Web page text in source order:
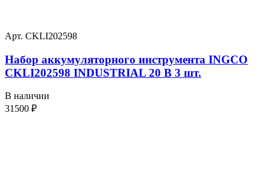
Арт. CKLI202598
Набор аккумуляторного инструмента INGCO
CKLI202598 INDUSTRIAL 20 В 3 шт.
В наличии
31500 ₽